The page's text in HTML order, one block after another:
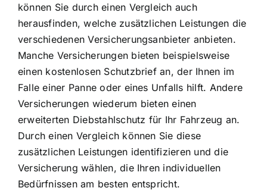
können Sie durch einen Vergleich auch
herausfinden, welche zusätzlichen Leistungen die
verschiedenen Versicherungsanbieter anbieten.
Manche Versicherungen bieten beispielsweise
einen kostenlosen Schutzbrief an, der Ihnen im
Falle einer Panne oder eines Unfalls hilft. Andere
Versicherungen wiederum bieten einen
erweiterten Diebstahlschutz für Ihr Fahrzeug an.
Durch einen Vergleich können Sie diese
zusätzlichen Leistungen identifizieren und die
Versicherung wählen, die Ihren individuellen
Bedürfnissen am besten entspricht.